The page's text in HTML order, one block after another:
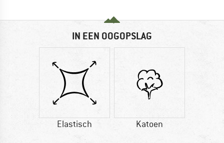
IN EEN OOGOPSLAG
Elastisch Katoen